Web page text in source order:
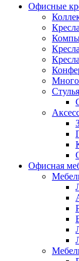
Офисные
Офисная